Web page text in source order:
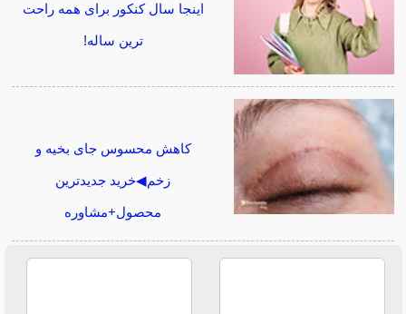
اینجا سال کنکور برای همه راحت
ترین ساله!
کاهش محسوس جای بخیه و
زخم◀خرید جدیدترین
محصول+مشاوره